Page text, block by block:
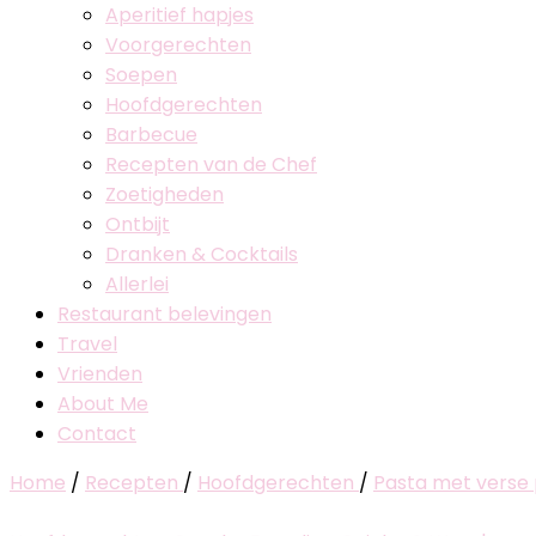
Aperitief hapjes
Voorgerechten
Soepen
Hoofdgerechten
Barbecue
Recepten van de Chef
Zoetigheden
Ontbijt
Dranken & Cocktails
Allerlei
Restaurant belevingen
Travel
Vrienden
About Me
Contact
Home / Recepten / Hoofdgerechten / Pasta met verse